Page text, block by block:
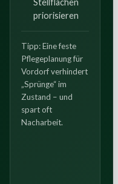
Stellflächen
priorisieren
Tipp: Eine feste
Pflegeplanung für
Vordorf verhindert
„Sprünge“ im
Zustand – und
spart oft
Nacharbeit.